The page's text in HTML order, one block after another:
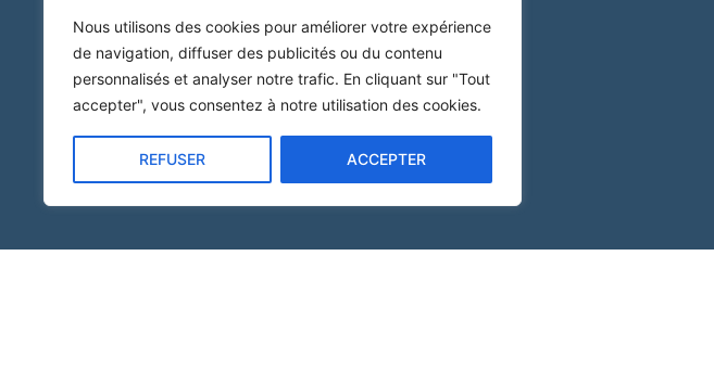
Nous utilisons des cookies pour améliorer votre expérience
de navigation, diffuser des publicités ou du contenu
personnalisés et analyser notre trafic. En cliquant sur "Tout
accepter", vous consentez à notre utilisation des cookies.
REFUSER ACCEPTER